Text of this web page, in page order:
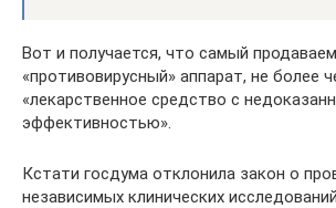
Вот и получается, что самый
«противовирусный» аппарат, не более
«лекарственное средство с
эффективностью».
Кстати госдума отклонила закон о
независимых клинических